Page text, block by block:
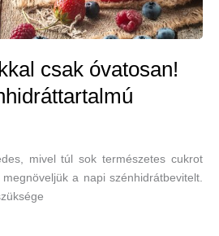
csak óvatosan!
mivel túl sok természetes cukrot
a napi szénhidrátbevitelt.